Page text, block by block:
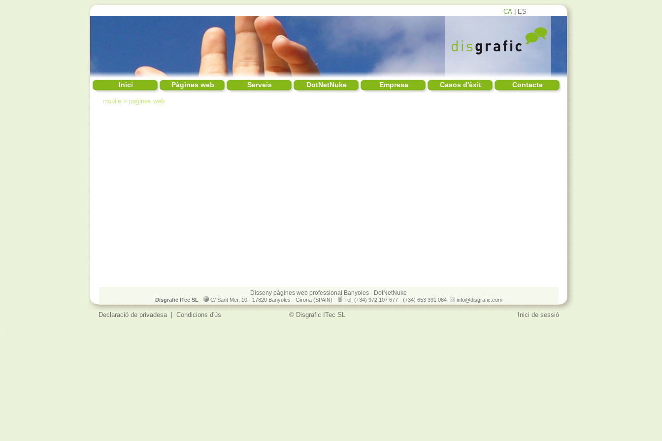
CA| ES
Inici Pàgines web Serveis DotNetNuke Empresa Casos d'èxit Contacte
mobile> pagines web
Disseny pàgines web professional Banyoles - DotNetNuke
Disgrafic ITec SL · C/ Sant Mer, 10 - 17820 Banyoles - Girona (SPAIN) - Tel. (+34) 972 107 677 - (+34) 653 391 064 info@disgrafic.com
Declaració de privadesa| Condicions d'ús © Disgrafic ITec SL Inici de sessió
..